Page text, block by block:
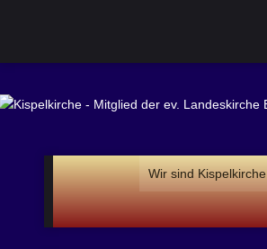
Wir sind Kispelkirche